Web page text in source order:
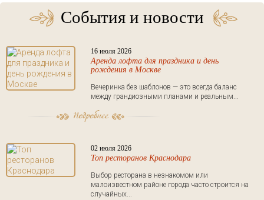
События и новости
16 июля 2026
Аренда лофта для праздника и день
рождения в Москве
Вечеринка без шаблонов — это всегда баланс
между грандиозными планами и реальным...
02 июля 2026
Топ ресторанов Краснодара
Выбор ресторана в незнакомом или
малоизвестном районе города часто строится на
случайных...